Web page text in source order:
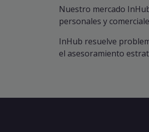
Nuestro mercado
personales y
InHub resuelve
el asesoramiento